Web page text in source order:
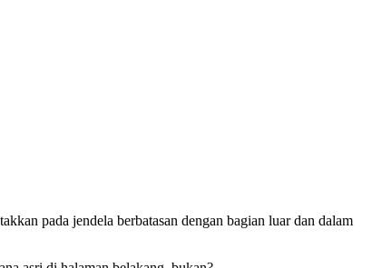
pada jendela berbatasan dengan bagian luar dan dalam